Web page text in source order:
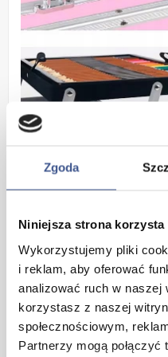
Zgoda
Niniejsza strona
Wykorzystujemy pliki
i reklam, aby oferować
analizować ruch w naszej
korzystasz z naszej
społecznościowym,
Partnerzy mogą
Zestaw
Dzieci z
Jednorożca
sposób na